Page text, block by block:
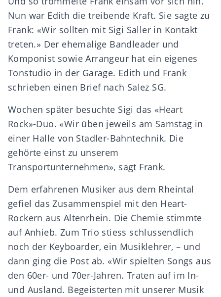
Nun war Edith die treibende Kraft. Sie sagte zu
Frank: «Wir sollten mit Sigi Saller in Kontakt
treten.» Der ehemalige Bandleader und
Komponist sowie Arrangeur hat ein eigenes
Tonstudio in der Garage. Edith und Frank
schrieben einen Brief nach Salez SG.
Wochen später besuchte Sigi das «Heart
Rock»-Duo. «Wir üben jeweils am Samstag in
einer Halle von Stadler-Bahntechnik. Die
gehörte einst zu unserem
Transportunternehmen», sagt Frank.
Dem erfahrenen Musiker aus dem Rheintal
gefiel das Zusammenspiel mit den Heart-
Rockern aus Altenrhein. Die Chemie stimmte
auf Anhieb. Zum Trio stiess schlussendlich
noch der Keyboarder, ein Musiklehrer, – und
dann ging die Post ab. «Wir spielten Songs aus
den 60er- und 70er-Jahren. Traten auf im In-
und Ausland. Begeisterten mit unserer Musik